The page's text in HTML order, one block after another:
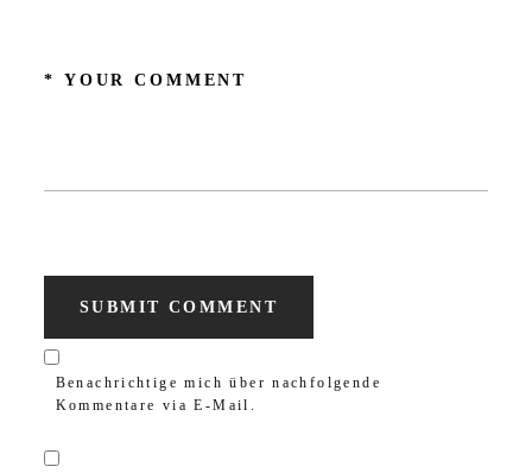
SUBMIT COMMENT
Benachrichtige mich über nachfolgende
Kommentare via E-Mail.